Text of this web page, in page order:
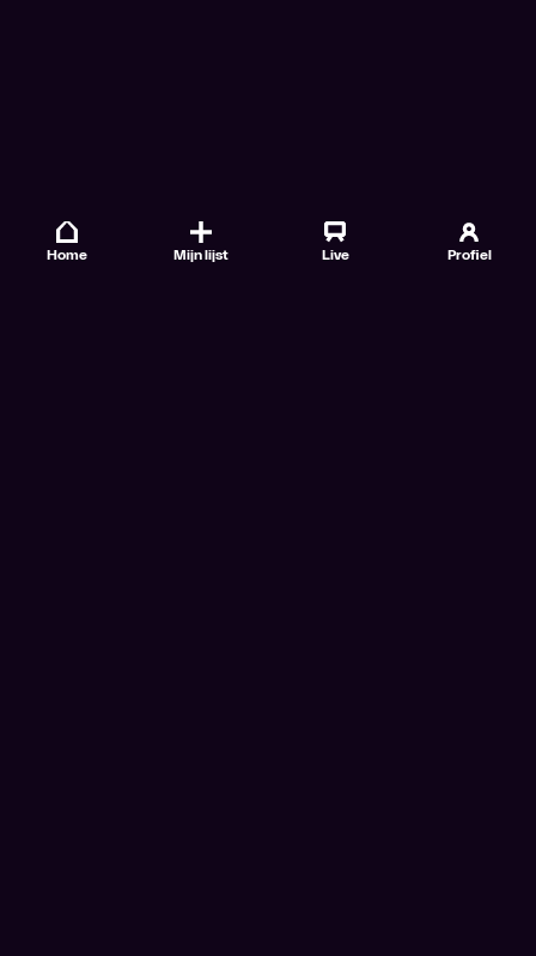
Home Mijn lijst Live Profiel